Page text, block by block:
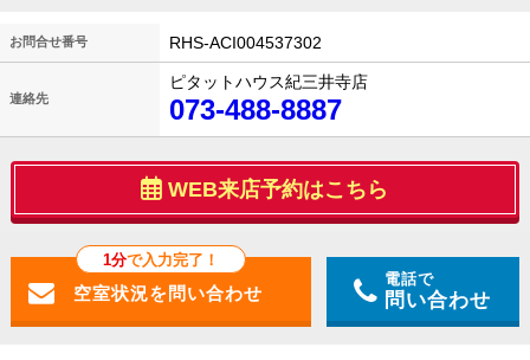
お問合せ番号 RHS-ACI004537302
連絡先
ピタットハウス紀三井寺店
073-488-8887
WEB来店予約はこちら
1分で入力完了！
電話で
問い合わせ